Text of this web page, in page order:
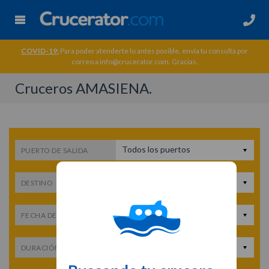
COVID-19: Para poder atenderte lo antes posible, envia tu consulta por
correo a info@crucerator.com. Gracias.
Cruceros AMASIENA.
PUERTO DE SALIDA Todos los puertos
DESTINO
FECHA DE SALIDA Fecha de salida
DURACIÓN